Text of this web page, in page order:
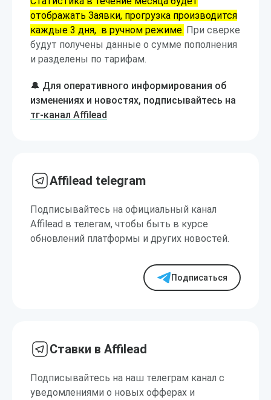
отображать Заявки, прогрузка производится
каждые 3 дня, в ручном режиме. При сверке
будут получены данные о сумме пополнения
и разделены по тарифам.
🔔 Для оперативного информирования об
изменениях и новостях, подписывайтесь на
тг-канал Affilead
Affilead telegram
Подписывайтесь на официальный канал
Affilead в телегам, чтобы быть в курсе
обновлений платформы и других новостей.
Подписаться
Ставки в Affilead
Подписывайтесь на наш телеграм канал с
уведомлениями о новых офферах и